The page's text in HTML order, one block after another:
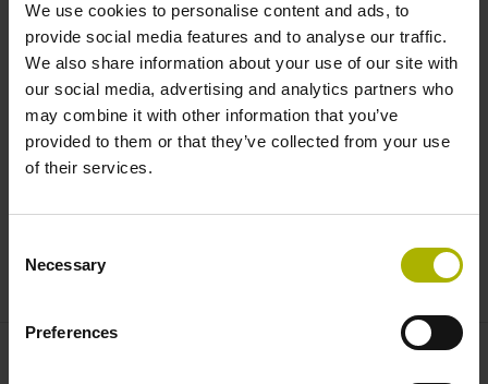
We use cookies to personalise content and ads, to
provide social media features and to analyse our traffic.
We also share information about your use of our site with
our social media, advertising and analytics partners who
may combine it with other information that you’ve
provided to them or that they’ve collected from your use
of their services.
Selection
Necessary
Preferences
einen Raumwinkel. Die Teilnehmer erlernen den
Unterschied zwischen Achs- und Raumwinkel. Es wird
an einem Beispiel erklärt, welche Raumwinkel man
zur Verfügung hat und wie man diese in der Steuerung
programmiert. Anhand eines Werkstückes wird die
richtige Vorgehensweise beim Schwenken
erklärt.